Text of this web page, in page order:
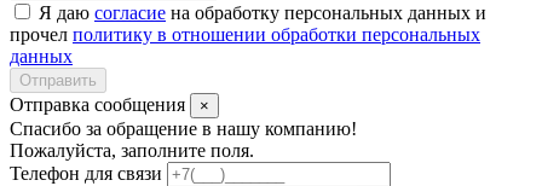
Я даю согласие на обработку персональных данных и
прочел политику в отношении обработки персональных
данных
Отправить
Отправка сообщения ×
Спасибо за обращение в нашу компанию!
Пожалуйста, заполните поля.
Телефон для связи